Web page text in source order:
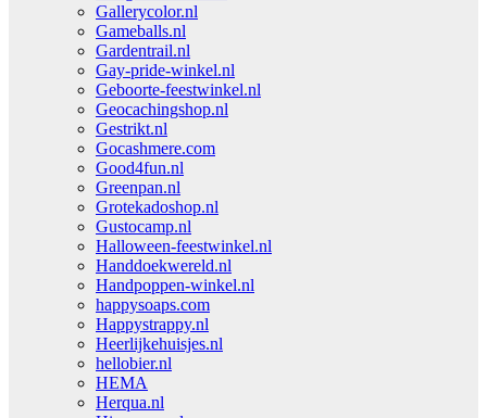
Gallerycolor.nl
Gameballs.nl
Gardentrail.nl
Gay-pride-winkel.nl
Geboorte-feestwinkel.nl
Geocachingshop.nl
Gestrikt.nl
Gocashmere.com
Good4fun.nl
Greenpan.nl
Grotekadoshop.nl
Gustocamp.nl
Halloween-feestwinkel.nl
Handdoekwereld.nl
Handpoppen-winkel.nl
happysoaps.com
Happystrappy.nl
Heerlijkehuisjes.nl
hellobier.nl
HEMA
Herqua.nl